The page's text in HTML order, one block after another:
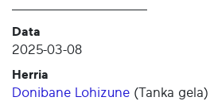
Data
2025-03-08
Herria
Donibane Lohizune (Tanka gela)